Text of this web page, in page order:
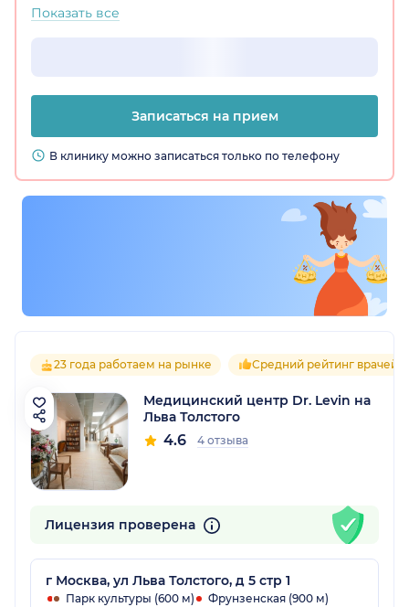
Показать все
Записаться на прием
В клинику можно записаться только по телефону
23 года работаем на рынке Средний рейтинг врачей
Медицинский центр Dr. Levin на
Льва Толстого
4.6 4 отзыва
Лицензия проверена
г Москва, ул Льва Толстого, д 5 стр 1
Парк культуры (600 м)
Фрунзенская (900 м)